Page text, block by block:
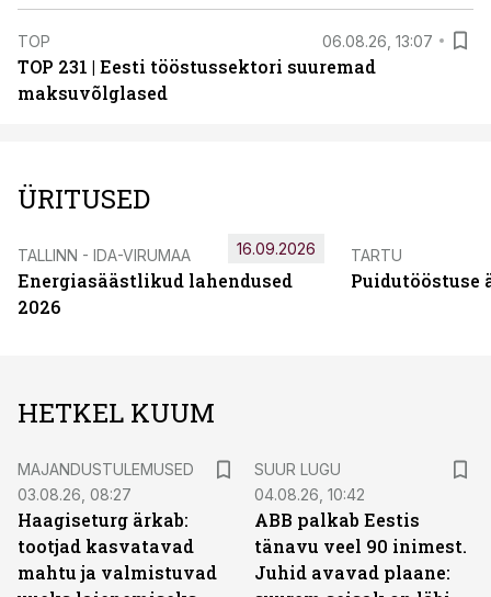
TOP 06.08.26, 13:07
TOP 231 | Eesti tööstussektori suuremad
maksuvõlglased
ÜRITUSED
TALLINN - IDA-VIRUMAA
Energiasäästlikud lahendused
2026
16.09.2026 TARTU
Puidutööstuse
HETKEL KUUM
MAJANDUSTULEMUSED
03.08.26, 08:27
Haagiseturg ärkab:
tootjad kasvatavad
mahtu ja valmistuvad
SUUR LUGU
04.08.26, 10:42
ABB palkab Eestis
tänavu veel 90 inimest.
Juhid avavad plaane: